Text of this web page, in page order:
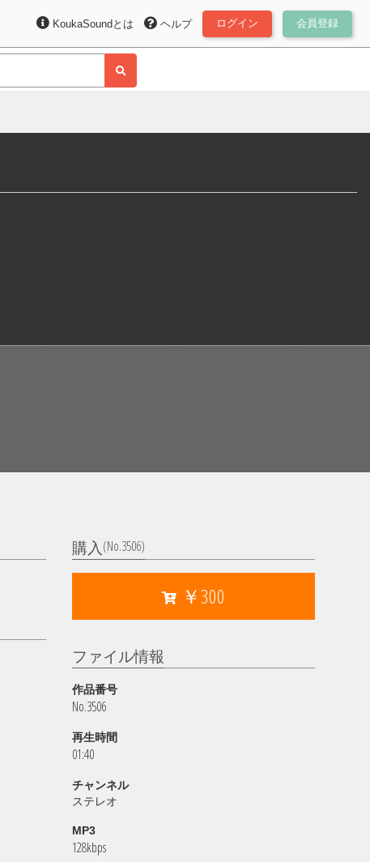
ログイン 会員登録
ヘルプ
KoukaSoundとは
購入(No.3506)
￥300
ファイル情報
作品番号
No.3506
再生時間
01:40
チャンネル
ステレオ
MP3
128kbps